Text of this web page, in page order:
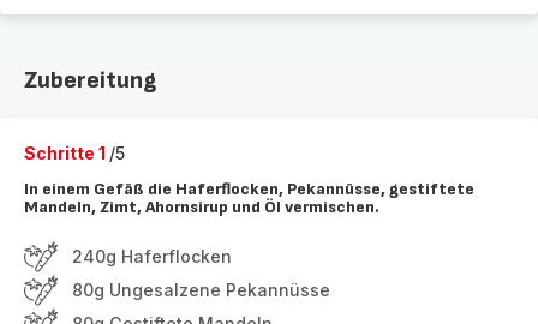
Zubereitung
Schritte 1 /5
In einem Gefäß die Haferflocken, Pekannüsse, gestiftete
Mandeln, Zimt, Ahornsirup und Öl vermischen.
240g Haferflocken
80g Ungesalzene Pekannüsse